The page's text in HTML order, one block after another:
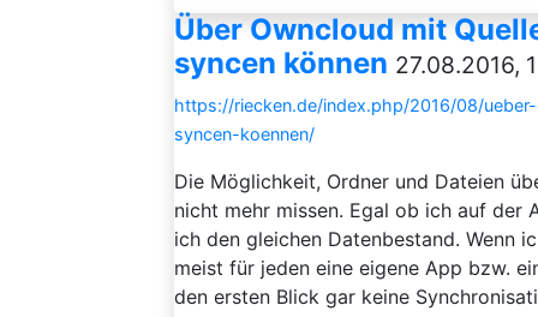
Über Owncloud mit
syncen können 27.08.2016,
https://riecken.de/index.php/2016/08/
syncen-koennen/
Die Möglichkeit, Ordner und Dateien
nicht mehr missen. Egal ob ich auf der
ich den gleichen Datenbestand. Wenn
meist für jeden eine eigene App bzw.
den ersten Blick gar keine